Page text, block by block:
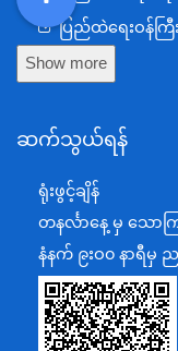
ပြည်ထဲရေးဝန်ကြီ
ကာကွယ်ရေးဝန်ကြီ
စီမံကိန်း၊ဘဏ္ဍာရ
ရင်းနှီးမြှုပ်နှံမှုနှ
အပြည်ပြည်ဆိုင်ရာ
ပြန်ကြားရေးဝန်က
သာသနာရေးနှင့် ယ
စိုက်ပျိုးရေး၊မွေး
Show more
ဆက်သွယ်ရန်
ရုံးဖွင့်ချိန်
တနင်္လာနေ့ မှ သော
နံနက် ၉းဝ၀ နာရီမှ